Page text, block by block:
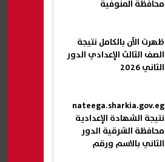
محافظة المنوفية
ظهرت الآن بالكامل نتيجة
الصف الثالث الإعدادي الدور
الثاني 2026
nateega.sharkia.gov.eg
نتيجة الشهادة الإعدادية
محافظة الشرقية الدور
الثاني بالاسم ورقم